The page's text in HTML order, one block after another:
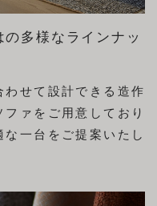
多様なラインナッ
せて設計できる造作
ァをご用意しており
一台をご提案いたし